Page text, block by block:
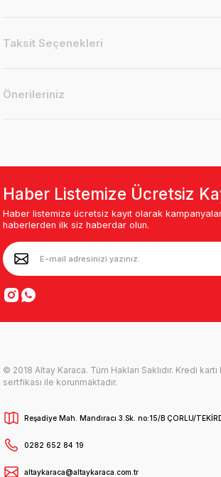
Taksit Seçenekleri
Önerileriniz
Haber Listemize Ücretsiz
Haber listemize ücretsiz kayıt olarak
haberlerden ilk siz haberdar olun.
© 2018 Altay Karaca. Tüm Hakları Saklıdır. Kredi
sertfikası ile korunmaktadır.
Reşadiye Mah. Mandıracı 3.Sk. no:15/B ÇORLU/
0282 652 84 19
altaykaraca@altaykaraca.com.tr